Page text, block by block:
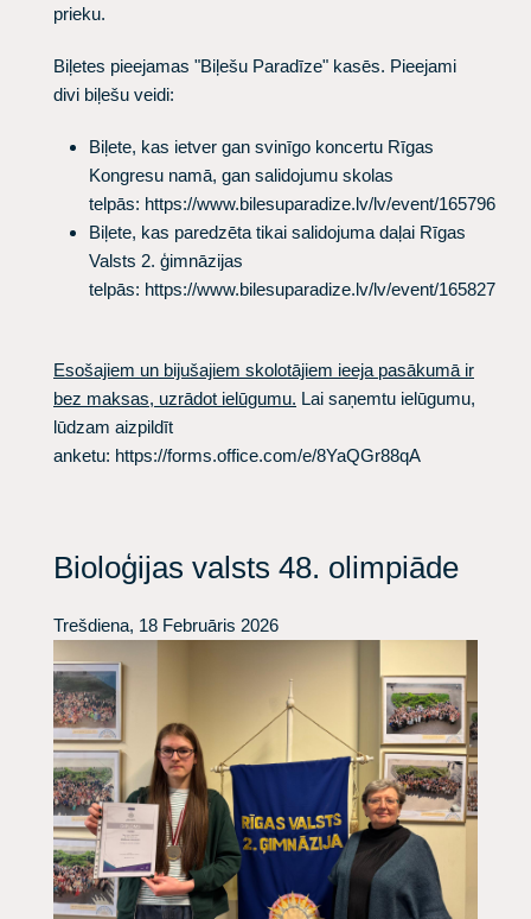
prieku.
Biļetes pieejamas "Biļešu Paradīze" kasēs. Pieejami
divi biļešu veidi:
Biļete, kas ietver gan svinīgo koncertu Rīgas
Kongresu namā, gan salidojumu skolas
telpās: https://www.bilesuparadize.lv/lv/event/165796
Biļete, kas paredzēta tikai salidojuma daļai Rīgas
Valsts 2. ģimnāzijas
telpās: https://www.bilesuparadize.lv/lv/event/165827
Esošajiem un bijušajiem skolotājiem ieeja pasākumā ir
bez maksas, uzrādot ielūgumu. Lai saņemtu ielūgumu,
lūdzam aizpildīt
anketu: https://forms.office.com/e/8YaQGr88qA
Bioloģijas valsts 48. olimpiāde
Trešdiena, 18 Februāris 2026